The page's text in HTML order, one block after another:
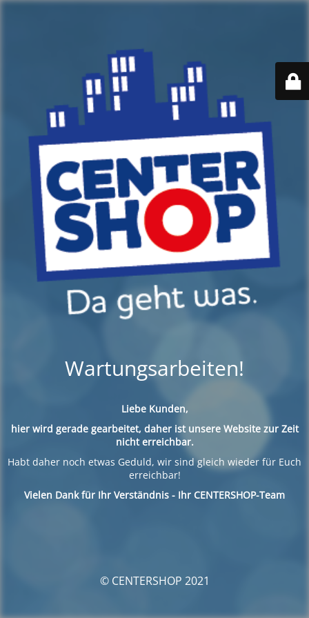
Wartungsarbeiten!
Liebe Kunden,
hier wird gerade gearbeitet, daher ist unsere Website zur Zeit
nicht erreichbar.
Habt daher noch etwas Geduld, wir sind gleich wieder für Euch
erreichbar!
Vielen Dank für Ihr Verständnis - Ihr CENTERSHOP-Team
© CENTERSHOP 2021